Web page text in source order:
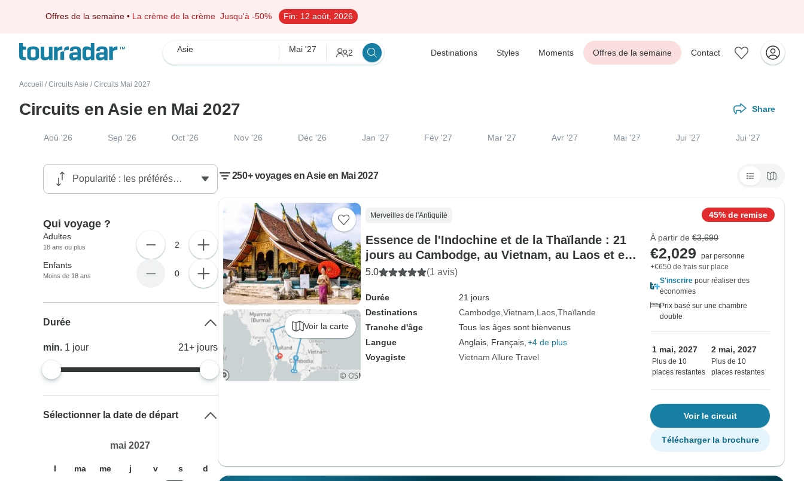
Offres de la semaine • La crème de la crème Jusqu'à -50% Fin: 12 août, 2026
Asie Mai '27 2 Destinations Styles Moments Offres de la semaine Contact
Accueil / Circuits Asie / Circuits Mai 2027
Circuits en Asie en Mai 2027 Share
Aoû '26 Sep '26 Oct '26 Nov '26 Déc '26 Jan '27 Fév '27 Mar '27 Avr '27 Mai '27 Jui '27 Jui '27
250+ voyages en Asie en Mai 2027
Voir la carte
Merveilles de l'Antiquité
Essence de l'Indochine et de la Thaïlande : 21
jours au Cambodge, au Vietnam, au Laos et en
Thaïlande
5.0 (1 avis)
Durée
21 jours
Destinations
Cambodge Vietnam Laos Thaïlande
Tranche d'âge
Tous les âges sont bienvenus
Langue
Anglais, Français, +4 de plus
Voyagiste
Vietnam Allure Travel
45% de remise
À partir de €3,690
€2,029
par personne
+€650 de frais sur place
S'inscrire pour réaliser des
économies
Prix basé sur une chambre
double
1 mai, 2027
Plus de 10
places restantes
2 mai, 2027
Plus de 10
places restantes
Voir le circuit
Télécharger la brochure
Qui voyage ?
Adultes
18 ans ou plus 2
Enfants
Moins de 18 ans 0
Durée
min. 1 jour 21+ jours
Sélectionner la date de départ
mai 2027
l ma me j v s
d